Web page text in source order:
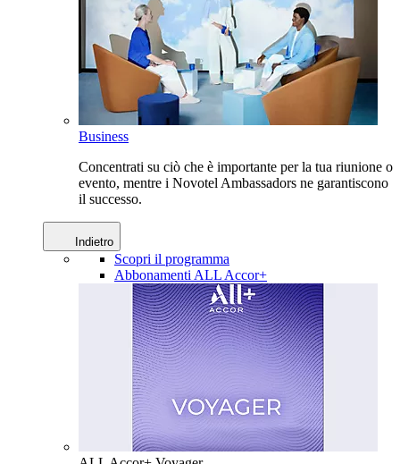
Business
Concentrati su ciò che è importante per la tua riunione o
evento, mentre i Novotel Ambassadors ne garantiscono
il successo.
Indietro
Scopri il programma
Abbonamenti ALL Accor+